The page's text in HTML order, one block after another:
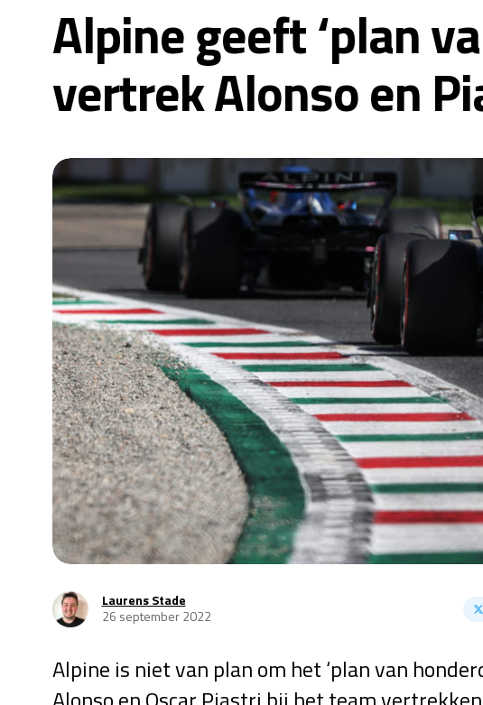
Alpine geeft ‘plan
vertrek Alonso en
Laurens Stade
26 september 2022
Alpine is niet van plan om het ‘plan van